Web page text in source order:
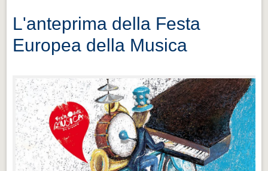
L'anteprima della Festa
Europea della Musica